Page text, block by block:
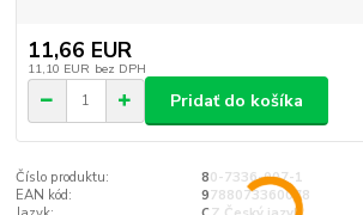
11,66 EUR
11,10 EUR bez DPH
Pridať do košíka
Číslo produktu:
80-7336-007-1
EAN kód:
9788073360078